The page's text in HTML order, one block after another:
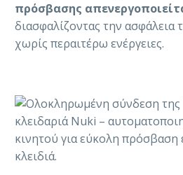
πρόσβασης
διασφαλίζοντας την ασφάλεια
χωρίς περαιτέρω ενέργειες.